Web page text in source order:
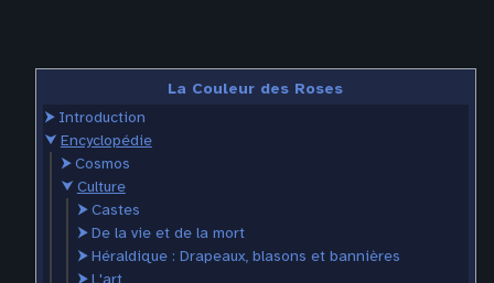
La Couleur des Roses
⮞ Introduction
⮟ Encyclopédie
⮞Cosmos
⮟ Culture
⮞Castes
⮞De la vie et de la mort
⮞Héraldique : Drapeaux, blasons et bannières
⮞L'art